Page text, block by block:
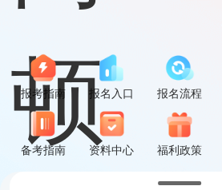
报考指南 报名入口 报名流程
备考指南 资料中心 福利政策